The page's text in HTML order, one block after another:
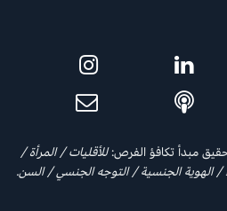
للأقليات / المرأة /
/ الهوية الجنسية / التوجه الجنسي / السن.